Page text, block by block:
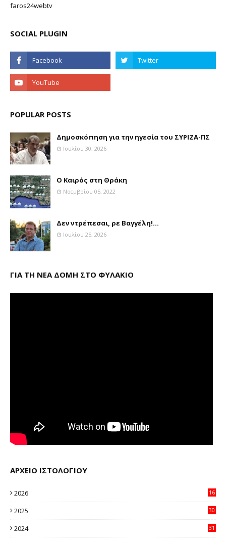
faros24webtv
SOCIAL PLUGIN
POPULAR POSTS
Δημοσκόπηση για την ηγεσία του ΣΥΡΙΖΑ-ΠΣ
Ιουλίου 30, 2026
Ο Καιρός στη Θράκη
Νοεμβρίου 05, 2022
Δεν ντρέπεσαι, ρε Βαγγέλη!...
Ιουλίου 25, 2026
ΓΙΑ ΤΗ ΝΕΑ ΔΟΜΗ ΣΤΟ ΦΥΛΑΚΙΟ
ΑΡΧΕΙΟ ΙΣΤΟΛΟΓΙΟΥ
2026
16
2025
30
2024
31